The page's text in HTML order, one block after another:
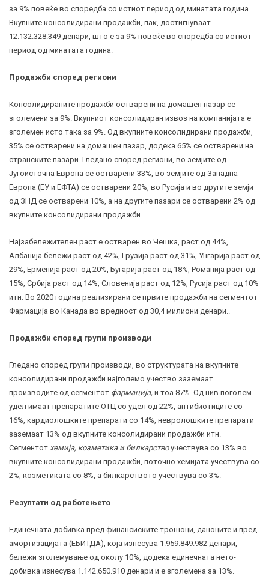
за 9% повеќе во споредба со истиот период од минатата година.
Вкупните консолидирани продажби, пак, достигнуваат
12.132.328.349 денари, што е за 9% повеќе во споредба со истиот
период од минатата година.
Продажби според региони
Консолидираните продажби остварени на домашен пазар се
зголемени за 9%. Вкупниот консолидиран извоз на компанијата е
зголемен исто така за 9%. Од вкупните консолидирани продажби,
35% се остварени на домашен пазар, додека 65% се остварени на
странските пазари. Гледано според региони, во земјите од
Југоисточна Европа се остварени 33%, во земјите од Западна
Европа (ЕУ и ЕФТА) се остварени 20%, во Русија и во другите земји
од ЗНД се остварени 10%, а на другите пазари се остварени 2% од
вкупните консолидирани продажби.
Најзабележителен раст е остварен во Чешка, раст од 44%,
Албанија бележи раст од 42%, Грузија раст од 31%, Унгарија раст од
29%, Ерменија раст од 20%, Бугарија раст од 18%, Романија раст од
15%, Србија раст од 14%, Словенија раст од 12%, Русија раст од 10%
итн. Во 2020 година реализирани се првите продажби на сегментот
Фармација во Канада во вредност од 30,4 милиони денари..
Продажби според групи производи
Гледано според групи производи, во структурата на вкупните
консолидирани продажби најголемо учество заземаат
производите од сегментот фармација, и тоа 87%. Од нив поголем
удел имаат препаратите ОТЦ со удел од 22%, антибиотиците со
16%, кардиолошките препарати со 14%, невролошките препарати
заземаат 13% од вкупните консолидирани продажби итн.
Сегментот хемија, козметика и билкарствоучествува со 13% во
вкупните консолидирани продажби, поточно хемијата учествува со
2%, козметиката со 8%, а билкарството учествува со 3%.
Резултати од работењето
Единечната добивка пред финансиските трошоци, даноците и пред
амортизацијата (ЕБИТДА), која изнесува 1.959.849.982 денари,
бележи зголемување од околу 10%, додека единечната нето-
добивка изнесува 1.142.650.910 денари и е зголемена за 13%.